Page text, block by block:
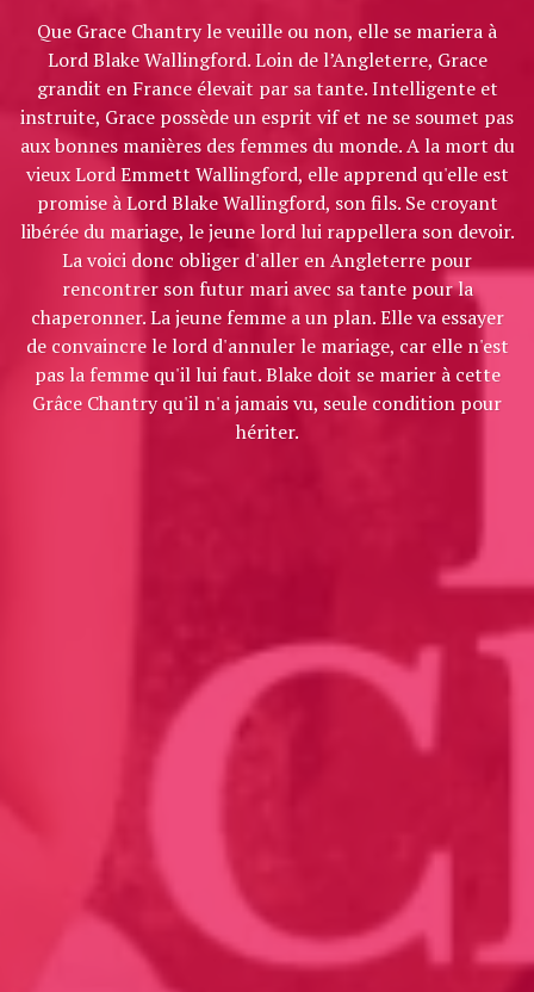
Que Grace Chantry le veuille ou non, elle se mariera à
Lord Blake Wallingford. Loin de l’Angleterre, Grace
grandit en France élevait par sa tante. Intelligente et
instruite, Grace possède un esprit vif et ne se soumet pas
aux bonnes manières des femmes du monde. A la mort du
vieux Lord Emmett Wallingford, elle apprend qu'elle est
promise à Lord Blake Wallingford, son fils. Se croyant
libérée du mariage, le jeune lord lui rappellera son devoir.
La voici donc obliger d'aller en Angleterre pour
rencontrer son futur mari avec sa tante pour la
chaperonner. La jeune femme a un plan. Elle va essayer
de convaincre le lord d'annuler le mariage, car elle n'est
pas la femme qu'il lui faut. Blake doit se marier à cette
Grâce Chantry qu'il n'a jamais vu, seule condition pour
hériter.